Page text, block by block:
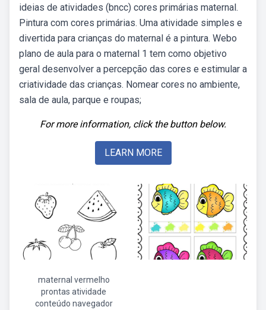
ideias de atividades (bncc) cores primárias maternal.
Pintura com cores primárias. Uma atividade simples e
divertida para crianças do maternal é a pintura. Webo
plano de aula para o maternal 1 tem como objetivo
geral desenvolver a percepção das cores e estimular a
criatividade das crianças. Nomear cores no ambiente,
sala de aula, parque e roupas;
For more information, click the button below.
LEARN MORE
maternal vermelho
prontas atividade
conteúdo navegador